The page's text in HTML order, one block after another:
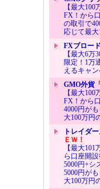
【最大
FX！から
の取引で
応じて最大
FXブロー
【最大6万
限定！1万
えるキャ
GMO外貨
【最大
FX！から
4000円が
大100万円
トレイダ
ＥＷ！
【最大
ら口座開
5000円+シ
5000円が
大100万円